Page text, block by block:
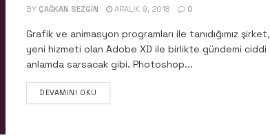
BY ÇAĞKAN SEZGIN ARALIK 9, 2018 0
Grafik ve animasyon programları ile tanıdığımız şirket,
yeni hizmeti olan Adobe XD ile birlikte gündemi ciddi
anlamda sarsacak gibi. Photoshop...
DEVAMINI OKU